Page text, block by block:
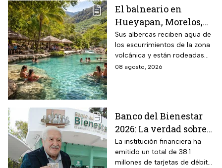
El balneario en
Hueyapan, Morelos,
que combina albercas
cristalinas con la
naturaleza del volcán
Popocatépetl y cuesta
Sus albercas reciben agua de
los escurrimientos de la zona
volcánica y están rodeadas
de vegetación, áreas verdes y
08 agosto, 2026
Banco del Bienestar
2026: La verdad sobre
entrar a Buró de
Crédito por tenerla
La institución financiera ha
emitido un total de 38.1
millones de tarjetas de débito